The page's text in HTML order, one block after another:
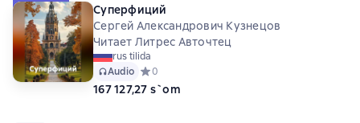
Суперфиций
Сергей Александрович Кузнецов
Читает Литрес Авточтец
rus tilida
Audio Средний рейтинг 0 на основе 0 оценок
0
167 127,27 s`om